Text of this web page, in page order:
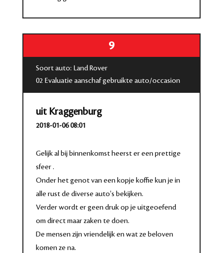
9
Soort auto: Land Rover
02 Evaluatie aanschaf gebruikte auto/occasion
uit Kraggenburg
2018-01-06 08:01
Gelijk al bij binnenkomst heerst er een prettige
sfeer .
Onder het genot van een kopje koffie kun je in
alle rust de diverse auto's bekijken.
Verder wordt er geen druk op je uitgeoefend
om direct maar zaken te doen.
De mensen zijn vriendelijk en wat ze beloven
komen ze na.